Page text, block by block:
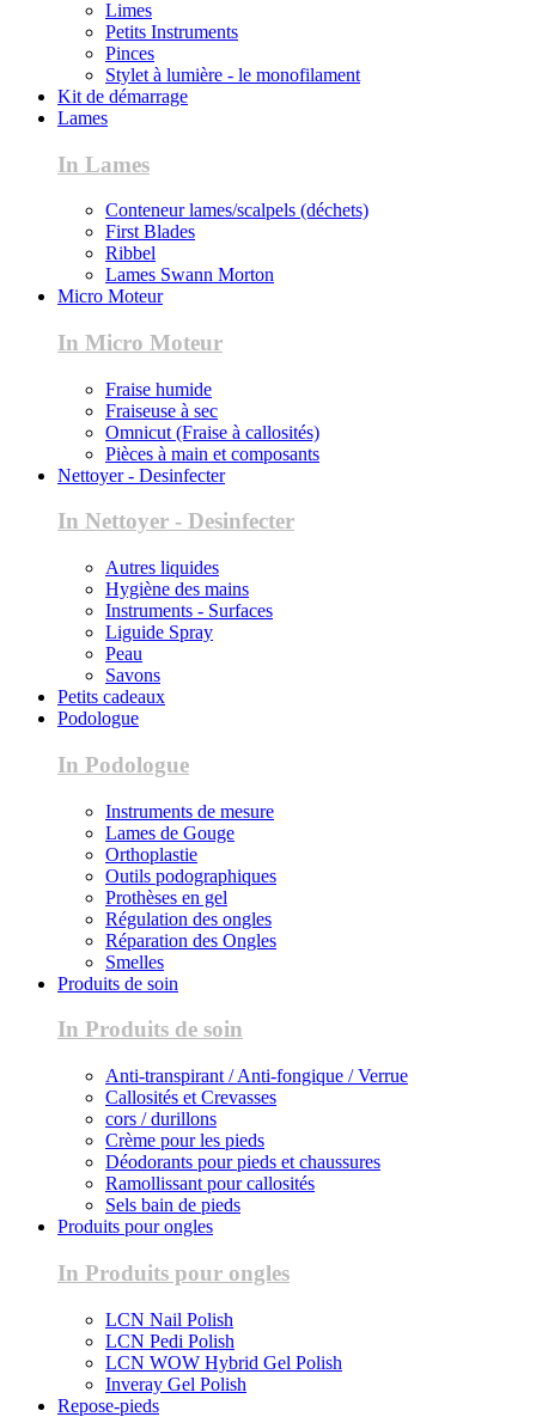
Limes
Petits Instruments
Pinces
Stylet à lumière - le monofilament
Kit de démarrage
Lames
In Lames
Conteneur lames/scalpels (déchets)
First Blades
Ribbel
Lames Swann Morton
Micro Moteur
In Micro Moteur
Fraise humide
Fraiseuse à sec
Omnicut (Fraise à callosités)
Pièces à main et composants
Nettoyer - Desinfecter
In Nettoyer - Desinfecter
Autres liquides
Hygiène des mains
Instruments - Surfaces
Liguide Spray
Peau
Savons
Petits cadeaux
Podologue
In Podologue
Instruments de mesure
Lames de Gouge
Orthoplastie
Outils podographiques
Prothèses en gel
Régulation des ongles
Réparation des Ongles
Smelles
Produits de soin
In Produits de soin
Anti-transpirant / Anti-fongique / Verrue
Callosités et Crevasses
cors / durillons
Crème pour les pieds
Déodorants pour pieds et chaussures
Ramollissant pour callosités
Sels bain de pieds
Produits pour ongles
In Produits pour ongles
LCN Nail Polish
LCN Pedi Polish
LCN WOW Hybrid Gel Polish
Inveray Gel Polish
Repose-pieds